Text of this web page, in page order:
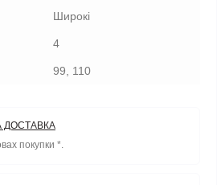
Широкі
4
99, 110
ДОСТАВКА
покупки *.